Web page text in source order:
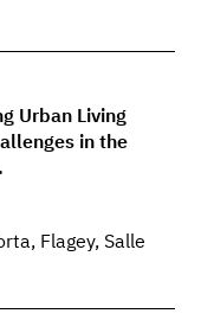
Urban Living
in the
Flagey, Salle